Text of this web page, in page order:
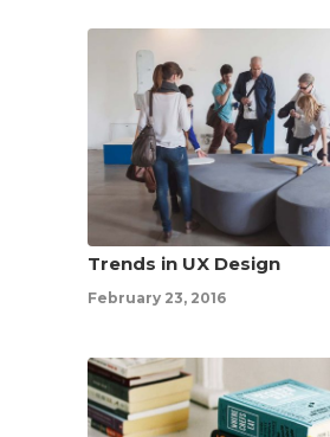
Trends in UX Design
February 23, 2016